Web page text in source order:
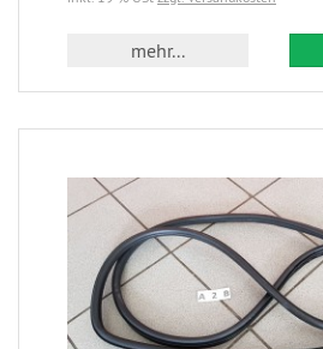
mehr...